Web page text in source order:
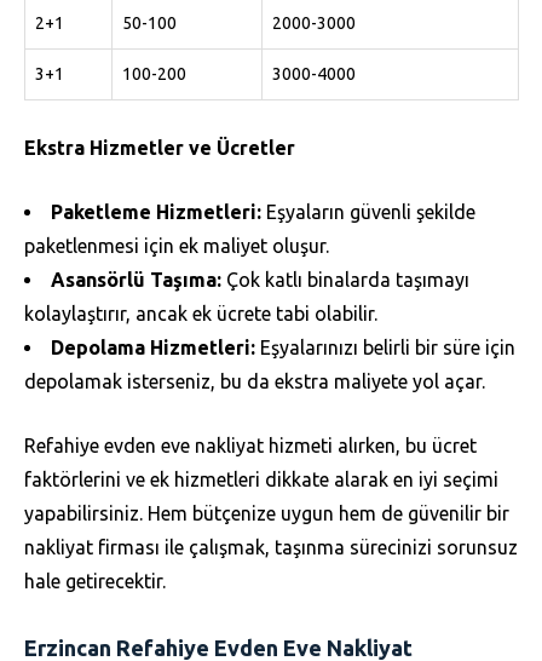
2+1 50-100 2000-3000
3+1 100-200 3000-4000
Ekstra Hizmetler ve Ücretler
Paketleme Hizmetleri: Eşyaların güvenli şekilde
paketlenmesi için ek maliyet oluşur.
Asansörlü Taşıma: Çok katlı binalarda taşımayı
kolaylaştırır, ancak ek ücrete tabi olabilir.
Depolama Hizmetleri: Eşyalarınızı belirli bir süre için
depolamak isterseniz, bu da ekstra maliyete yol açar.
Refahiye evden eve nakliyat hizmeti alırken, bu ücret
faktörlerini ve ek hizmetleri dikkate alarak en iyi seçimi
yapabilirsiniz. Hem bütçenize uygun hem de güvenilir bir
nakliyat firması ile çalışmak, taşınma sürecinizi sorunsuz
hale getirecektir.
Erzincan Refahiye Evden Eve Nakliyat